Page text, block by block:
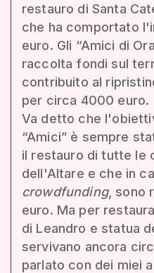
restauro di Santa
che ha comportato
euro. Gli “Amici di
raccolta fondi sul
contribuito al
per circa 4000 euro.
Va detto che
“Amici” è sempre
il restauro di tutte le
dell'Altare e che in
crowdfunding, sono
euro. Ma per
di Leandro e statua
servivano ancora
parlato con dei miei